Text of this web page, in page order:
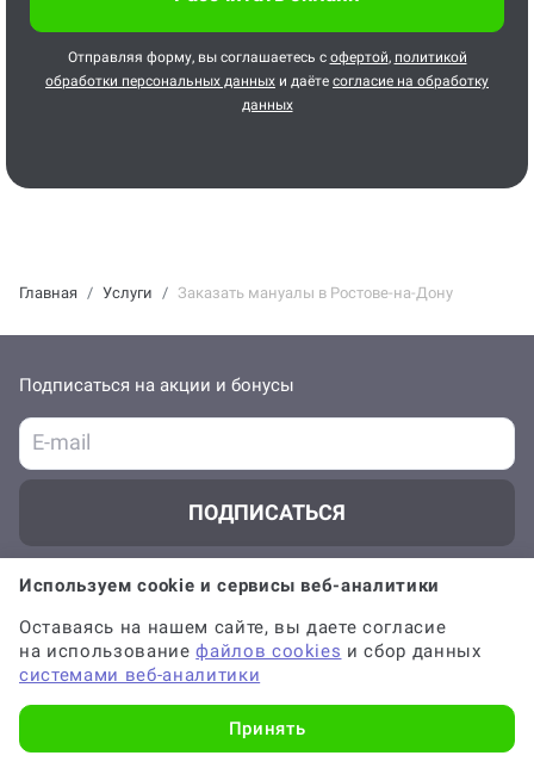
Отправляя форму, вы соглашаетесь с офертой, политикой
обработки персональных данных и даёте согласие на обработку
данных
Главная Услуги Заказать мануалы в Ростове-на-Дону
Подписаться на акции и бонусы
ПОДПИСАТЬСЯ
Отправляя форму, вы соглашаетесь с офертой
персональных данныхи даётесогласие на обработку данных
О Work5
Используем cookie и сервисы веб-аналитики
Оставаясь на нашем сайте, вы даете согласие
на использованиефайлов cookies и сбор данных
системами веб-аналитики
Принять